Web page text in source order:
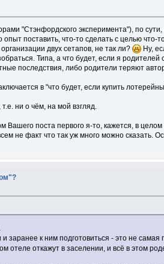
"Стэнфордского эксперимента"), по
поставить, что-то сделать с целью
двух сетапов, не так ли?
Ну,
Типа, а что будет, если я
последствия, либо родители теряют
в "что будет, если купить
ни о чём, на мой взгляд.
поста первого я-то, кажется, в
не факт что так уж много можно сказать.
заранее к ним подготовиться - это не
отеле откажут в заселении, и всё в этом